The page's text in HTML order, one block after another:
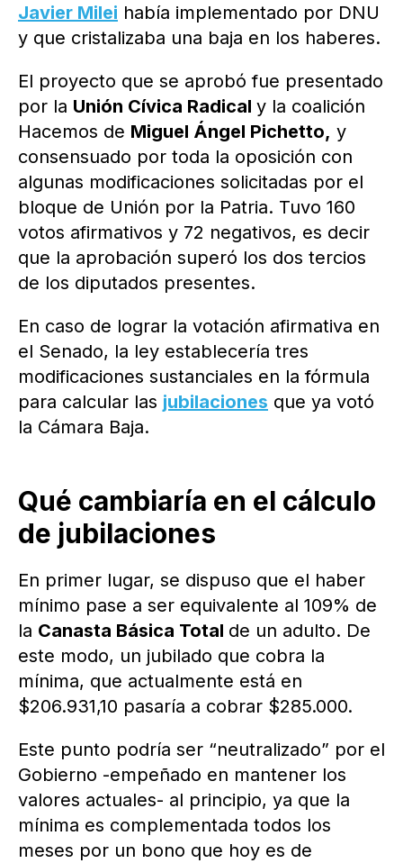
Javier Milei había implementado por DNU
y que cristalizaba una baja en los haberes.
El proyecto que se aprobó fue presentado
por la Unión Cívica Radical y la coalición
Hacemos de Miguel Ángel Pichetto, y
consensuado por toda la oposición con
algunas modificaciones solicitadas por el
bloque de Unión por la Patria. Tuvo 160
votos afirmativos y 72 negativos, es decir
que la aprobación superó los dos tercios
de los diputados presentes.
En caso de lograr la votación afirmativa en
el Senado, la ley establecería tres
modificaciones sustanciales en la fórmula
para calcular las jubilaciones que ya votó
la Cámara Baja.
Qué cambiaría en el cálculo
de jubilaciones
En primer lugar, se dispuso que el haber
mínimo pase a ser equivalente al 109% de
la Canasta Básica Total de un adulto. De
este modo, un jubilado que cobra la
mínima, que actualmente está en
$206.931,10 pasaría a cobrar $285.000.
Este punto podría ser “neutralizado” por el
Gobierno -empeñado en mantener los
valores actuales- al principio, ya que la
mínima es complementada todos los
meses por un bono que hoy es de